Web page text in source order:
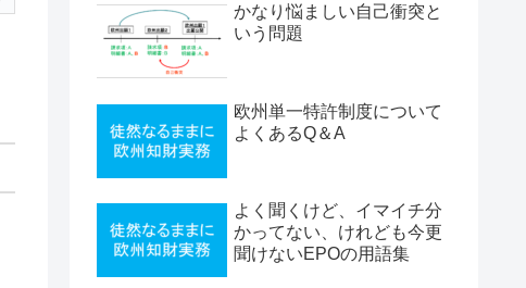
かなり悩ましい自己衝突と
いう問題
欧州単一特許制度について
よくあるQ＆A
よく聞くけど、イマイチ分
かってない、けれども今更
聞けないEPOの用語集